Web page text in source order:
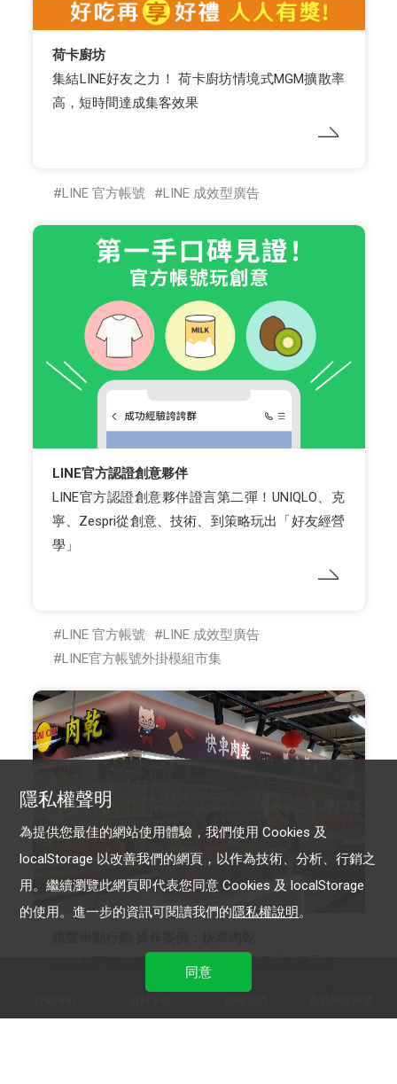
荷卡廚坊
集結LINE好友之力！ 荷卡廚坊情境式MGM擴散率
高，短時間達成集客效果
LINE 官方帳號 LINE 成效型廣告
LINE官方認證創意夥伴
LINE官方認證創意夥伴證言第二彈！UNIQLO、克
寧、Zespri從創意、技術、到策略玩出「好友經營
學」
LINE 官方帳號
LINE 成效型廣告
LINE官方帳號外掛模組市集
台北老字號肉乾-國民零嘴，用LINE體現創新思維
隱私權聲明
為提供您最佳的網站使用體驗，我們使用 Cookies 及
localStorage 以改善我們的網頁，以作為技術、分析、行銷之
用。繼續瀏覽此網頁即代表您同意 Cookies 及 localStorage
的使用。進一步的資訊可閱讀我們的隱私權說明。
同意